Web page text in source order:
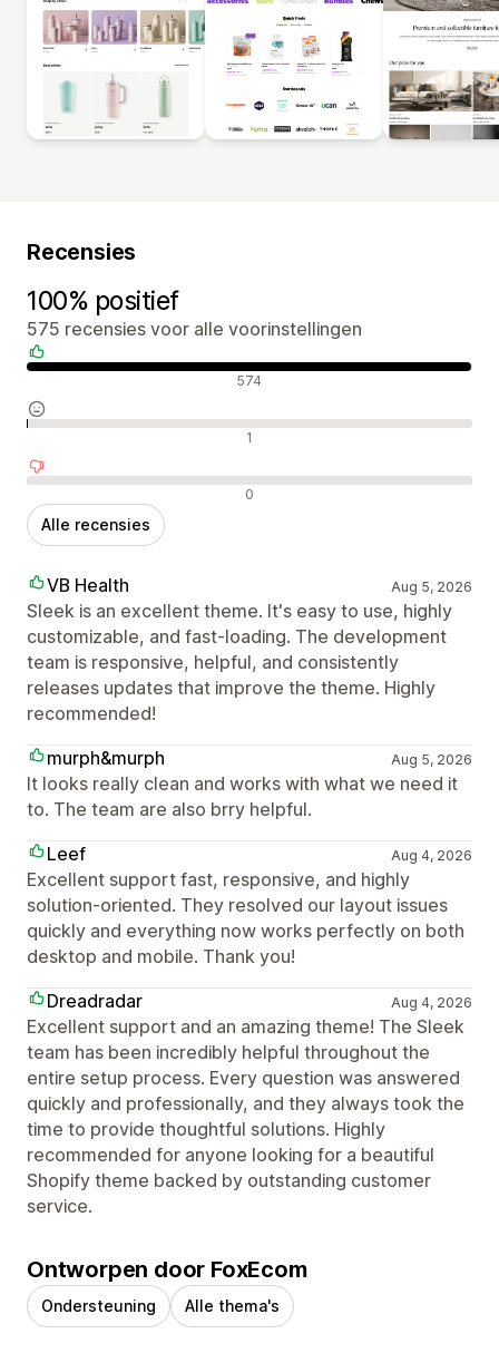
Recensies
100% positief
575 recensies voor alle voorinstellingen
Positieve recensies 574
Neutrale recensies 1
Negatieve recensies 0
Alle recensies
VB Health Aug 5, 2026
Sleek is an excellent theme. It's easy to use, highly
customizable, and fast-loading. The development
team is responsive, helpful, and consistently
releases updates that improve the theme. Highly
recommended!
murph&murph
Aug 5, 2026
It looks really clean and works with what we need it
to. The team are also brry helpful.
Leef
Aug 4, 2026
Excellent support fast, responsive, and highly
solution-oriented. They resolved our layout issues
quickly and everything now works perfectly on both
desktop and mobile. Thank you!
Dreadradar
Aug 4, 2026
Excellent support and an amazing theme! The Sleek
team has been incredibly helpful throughout the
entire setup process. Every question was answered
quickly and professionally, and they always took the
time to provide thoughtful solutions. Highly
recommended for anyone looking for a beautiful
Shopify theme backed by outstanding customer
service.
Ontworpen door FoxEcom
Ondersteuning Alle thema's